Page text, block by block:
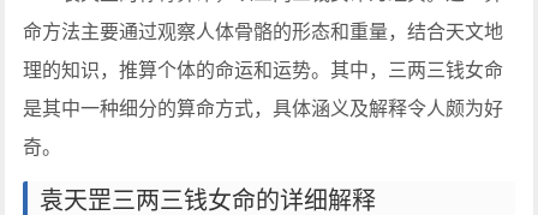
命方法主要通过观察人体骨骼的形态和重量，结合天文地
理的知识，推算个体的命运和运势。其中，三两三钱女命
是其中一种细分的算命方式，具体涵义及解释令人颇为好
奇。
袁天罡三两三钱女命的详细解释